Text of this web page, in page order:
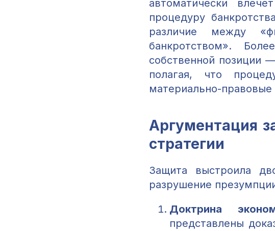
автоматически
процедуру
различие между
банкротством».
собственной позиции
полагая, что
материально-правовые
Аргументация
стратегии
Защита выстроила
разрушение
Доктрина
представлены